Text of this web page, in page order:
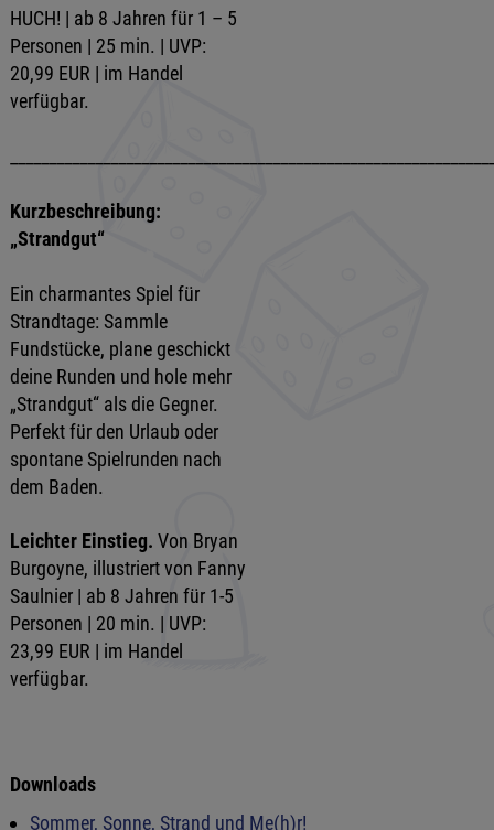
HUCH! | ab 8 Jahren für 1 – 5
Personen | 25 min. | UVP:
20,99 EUR | im Handel
verfügbar.
Kurzbeschreibung:
„Strandgut“
Ein charmantes Spiel für
Strandtage: Sammle
Fundstücke, plane geschickt
deine Runden und hole mehr
„Strandgut“ als die Gegner.
Perfekt für den Urlaub oder
spontane Spielrunden nach
dem Baden.
Leichter Einstieg. Von Bryan
Burgoyne, illustriert von Fanny
Saulnier | ab 8 Jahren für 1-5
Personen | 20 min. | UVP:
23,99 EUR | im Handel
verfügbar.
Downloads
Sommer, Sonne, Strand und Me(h)r!